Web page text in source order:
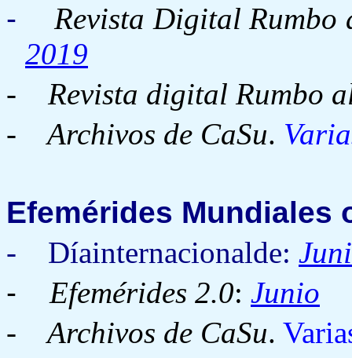
-
Revista Digital
2019
- Revista digital Rumbo
- Archivos de CaSu.
Efemérides Mundiales
- Díainternacionalde:
-
Efemérides 2.0: Junio
- Archivos de CaSu.